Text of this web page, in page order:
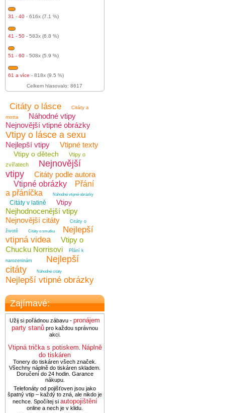
31 - 40 - 616x (7.1 %)
41 - 50 - 583x (6.8 %)
51 - 60 - 508x (5.9 %)
61 a více - 818x (9.5 %)
Celkem hlasovalo: 8617
Citáty o lásce
Citáty a
motta
Náhodné vtipy
Nejnovější vtipné obrázky
Vtipy o lásce a sexu
Nejlepší vtipy Vtipné texty
Vtipy o dětech
Vtipy o
zvířatech
Nejnovější
vtipy
Citáty podle autora
Vtipné obrázky
Přání
a přáníčka
Náhodné vtipné obrázky
Citáty v latině Vtipy
Nejhodnocenější vtipy
Nejnovější citáty
Citáty o
životě
Citáty o smutku
Nejlepší
vtipná videa
Vtipy o
Chucku Norrisovi
Přání k
narozeninám
Nejlepší
citáty
Náhodné citáty
Nejlepší vtipné obrázky
Zajímavé:
Užij si pořádnou zábavu - pronájem
party stanů pro každou správnou
akci.
Vtipná trička s potiskem Náplně
do tiskáren
Tonery do tiskáren všech značek.
Všechny náplně do tiskáren skladem.
Doručení do 24 hodin. Garance
nákupu.
Telefonáty od pojišťoven jsou jako
špatný vtip – každý to zná, ale nikdo je
nechce. Spočítej si autopojištění
online a nech je v klidu.